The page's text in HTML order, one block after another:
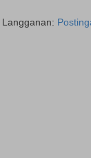
Langganan: